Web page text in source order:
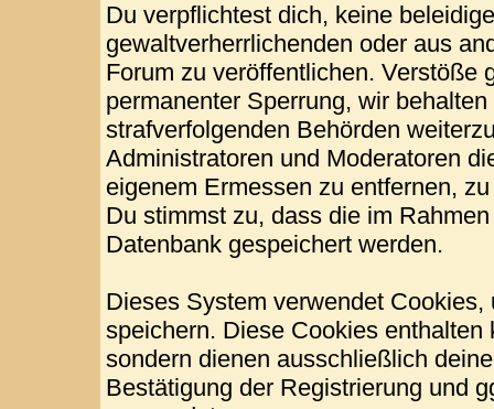
Du verpflichtest dich, keine
gewaltverherrlichenden oder aus
Forum zu veröffentlichen. Verstöße
permanenter Sperrung, wir
strafverfolgenden Behörden
Administratoren und Moderatoren
eigenem Ermessen zu entfernen,
Du stimmst zu, dass die im
Datenbank gespeichert werden.
Dieses System verwendet
speichern. Diese Cookies
sondern dienen ausschließlich
Bestätigung der Registrierung und